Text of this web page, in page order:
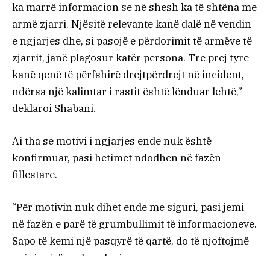
ka marrë informacion se në shesh ka të shtëna me
armë zjarri. Njësitë relevante kanë dalë në vendin
e ngjarjes dhe, si pasojë e përdorimit të armëve të
zjarrit, janë plagosur katër persona. Tre prej tyre
kanë qenë të përfshirë drejtpërdrejt në incident,
ndërsa një kalimtar i rastit është lënduar lehtë,”
deklaroi Shabani.
Ai tha se motivi i ngjarjes ende nuk është
konfirmuar, pasi hetimet ndodhen në fazën
fillestare.
“Për motivin nuk dihet ende me siguri, pasi jemi
në fazën e parë të grumbullimit të informacioneve.
Sapo të kemi një pasqyrë të qartë, do të njoftojmë